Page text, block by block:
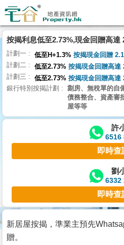
代
理
主
頁
搵
樓/
交
業
主
宅
谷
按
按揭利息低至2.73%,現金回贈高達
計劃一 低至H+1.3% 按揭現金回贈
計劃二 低至2.73% 按揭現金回贈高達
計劃三 低至2.73% 按揭現金回贈高達
銀行特別按揭計劃
劏房、無稅單的自
債務整合、資產審
屋等等
許
6516
即時查
劉
6332
即時查
新居屋按揭，準業主預先
贈。